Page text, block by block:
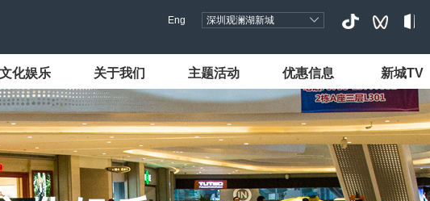
Eng 深圳观澜湖新城
文化娱乐 关于我们 主题活动 优惠信息 新城TV